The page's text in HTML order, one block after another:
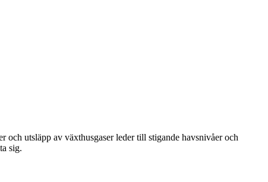
och utsläpp av växthusgaser leder till stigande havsnivåer och
sig.